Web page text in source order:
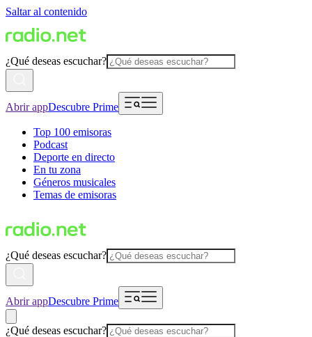
Saltar al contenido
¿Qué deseas escuchar?
Abrir appDescubre Prime
Top 100 emisoras
Podcast
Deporte en directo
En tu zona
Géneros musicales
Temas de emisoras
¿Qué deseas escuchar?
Abrir appDescubre Prime
¿Qué deseas escuchar?